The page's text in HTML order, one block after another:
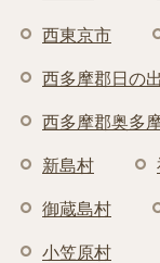
西東京市
西多摩郡日の
西多摩郡奥多
新島村
御蔵島村
小笠原村